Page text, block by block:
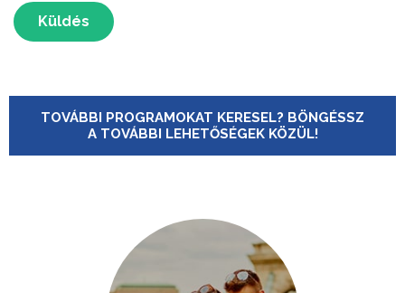
Küldés
TOVÁBBI PROGRAMOKAT KERESEL? BÖNGÉSSZ
A TOVÁBBI LEHETŐSÉGEK KÖZÜL!